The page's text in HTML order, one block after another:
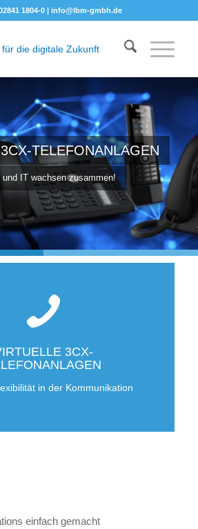
1804-0 | info@lbm-gmbh.de
TELEFONANLAGEN
IT wachsen zusammen!
3CX-
in der Kommunikation
einfach gemacht